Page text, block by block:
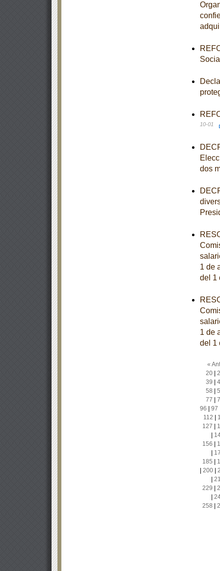
10-01
dos
1 de
del 1
1 de
del 1
«
20|
39
58
77
96
97
112
127
156
185
200|
229
258